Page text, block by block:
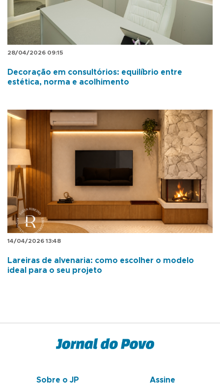
28/04/2026 09:15
Decoração em consultórios: equilíbrio entre
estética, norma e acolhimento
14/04/2026 13:48
Lareiras de alvenaria: como escolher o modelo
ideal para o seu projeto
Sobre o JP Assine